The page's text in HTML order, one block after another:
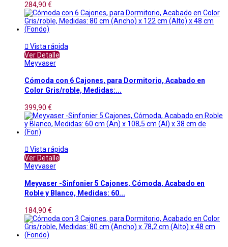
284,90 €
 Vista rápida
Ver Detalle
Meyvaser
Cómoda con 6 Cajones, para Dormitorio, Acabado en
Color Gris/roble, Medidas:...
399,90 €
 Vista rápida
Ver Detalle
Meyvaser
Meyvaser -Sinfonier 5 Cajones, Cómoda, Acabado en
Roble y Blanco, Medidas: 60...
184,90 €